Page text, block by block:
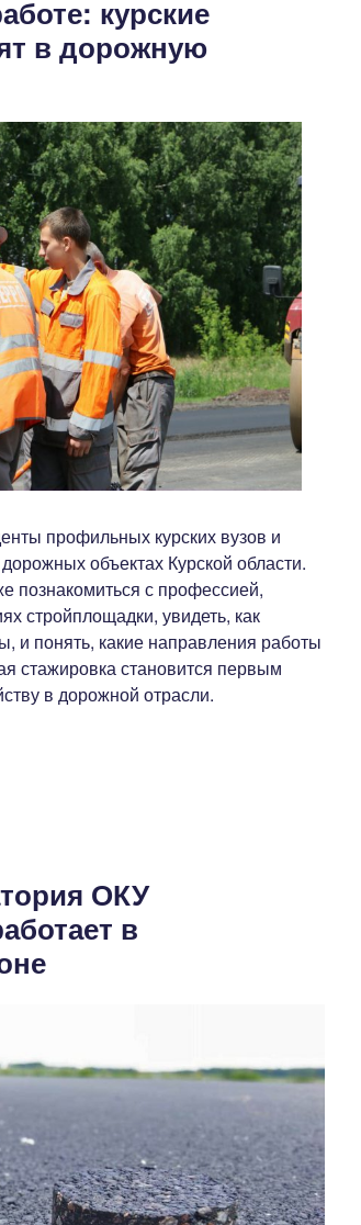
курские
в дорожную
профильных курских вузов и
объектах Курской области.
познакомиться с профессией,
стройплощадки, увидеть, как
и понять, какие направления работы
стажировка становится первым
в дорожной отрасли.
ОКУ
в